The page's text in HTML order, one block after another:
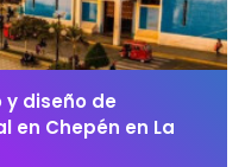
diseño de
en Chepén en La